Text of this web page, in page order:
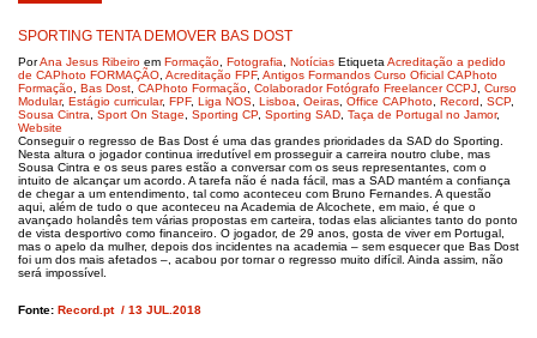
SPORTING TENTA DEMOVER BAS DOST
PorAna Jesus Ribeiro em Formação Fotografia Notícias Etiqueta Acreditação a pedido
de CAPhoto FORMAÇÃO Acreditação FPF, Antigos Formandos Curso Oficial CAPhoto
Formação Bas Dost CAPhoto Formação Colaborador Fotógrafo Freelancer CCPJ Curso
Modular, Estágio curricular, FPF, Liga NOS Lisboa Oeiras Office CAPhoto Record SCP,
Sousa Cintra
Sport On Stage Sporting CP, Sporting SAD Taça de Portugal no Jamor,
Website
Conseguir o regresso de Bas Dost é uma das grandes prioridades da SAD do Sporting.
Nesta altura o jogador continua irredutível em prosseguir a carreira noutro clube, mas
Sousa Cintra e os seus pares estão a conversar com os seus representantes, com o
intuito de alcançar um acordo. A tarefa não é nada fácil, mas a SAD mantém a confiança
de chegar a um entendimento, tal como aconteceu com Bruno Fernandes. A questão
aqui, além de tudo o que aconteceu na Academia de Alcochete, em maio, é que o
avançado holandês tem várias propostas em carteira, todas elas aliciantes tanto do ponto
de vista desportivo como financeiro. O jogador, de 29 anos, gosta de viver em Portugal,
mas o apelo da mulher, depois dos incidentes na academia – sem esquecer que Bas Dost
foi um dos mais afetados –, acabou por tornar o regresso muito difícil. Ainda assim, não
será impossível.
Fonte: Record.pt / 13 JUL.2018